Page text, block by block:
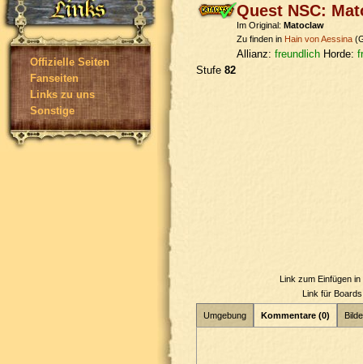
Offizielle Seiten
Fanseiten
Links zu uns
Sonstige
Quest NSC:
Im Original: Matoclaw
Zu finden in Hain von Aessina
Allianz: freundlich Horde:
Stufe 82
Link zum Einfügen
Link für
Umgebung Kommentare (0)